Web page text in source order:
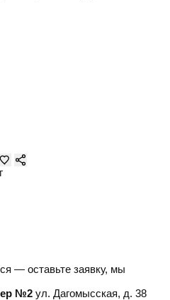
— оставьте заявку, мы
№2 ул. Дагомысская, д. 38